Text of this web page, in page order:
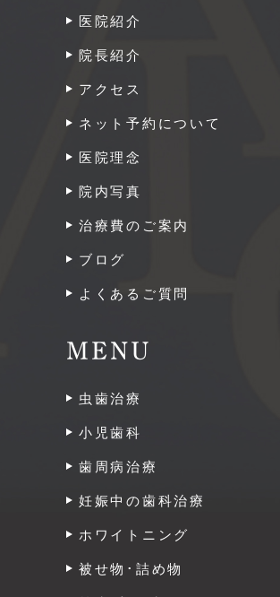
医院紹介
院長紹介
アクセス
ネット予約について
医院理念
院内写真
治療費のご案内
ブログ
よくあるご質問
MENU
虫歯治療
小児歯科
歯周病治療
妊娠中の歯科治療
ホワイトニング
被せ物･詰め物